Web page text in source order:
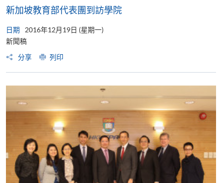
新加坡教育部代表團到訪學院
日期
2016年12月19日 (星期一)
新聞稿
分享
列印